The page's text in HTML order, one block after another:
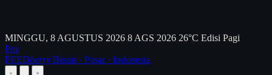
MINGGU, 8 AGUSTUS 2026 8 AGS 2026 26°C Edisi Pagi
Pro
FEEDberry Bisnis · Pasar · Indonesia